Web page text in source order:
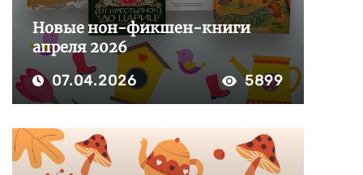
Новые нон-фикшен-книги
апреля 2026
07.04.2026 5899